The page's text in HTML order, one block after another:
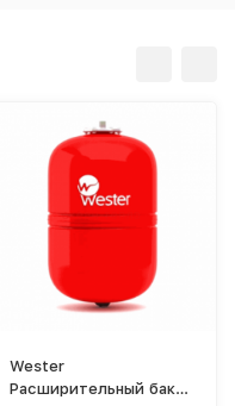
Wester
Расширительный бак